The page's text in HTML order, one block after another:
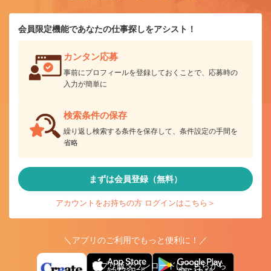
会員限定機能であなたの仕事探しをアシスト！
カンタン応募
事前にプロフィールを登録しておくことで、応募時の
入力が簡単に
検索条件の保存
繰り返し検索する条件を保存して、条件設定の手間を
省略
まずは会員登録（無料）
アカウントをお持ちの方 ログインはこちら＞
＼アプリのご利用でもっと便利に！／
アプリ版ダウンロードはこちらから